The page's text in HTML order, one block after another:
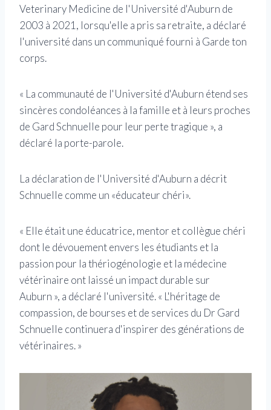
Veterinary Medicine de l'Université d'Auburn de
2003 à 2021, lorsqu'elle a pris sa retraite, a déclaré
l'université dans un communiqué fourni à Garde ton
corps.
« La communauté de l'Université d'Auburn étend ses
sincères condoléances à la famille et à leurs proches
de Gard Schnuelle pour leur perte tragique », a
déclaré la porte-parole.
La déclaration de l'Université d'Auburn a décrit
Schnuelle comme un «éducateur chéri».
« Elle était une éducatrice, mentor et collègue chéri
dont le dévouement envers les étudiants et la
passion pour la thériogénologie et la médecine
vétérinaire ont laissé un impact durable sur
Auburn », a déclaré l'université. « L'héritage de
compassion, de bourses et de services du Dr Gard
Schnuelle continuera d'inspirer des générations de
vétérinaires. »